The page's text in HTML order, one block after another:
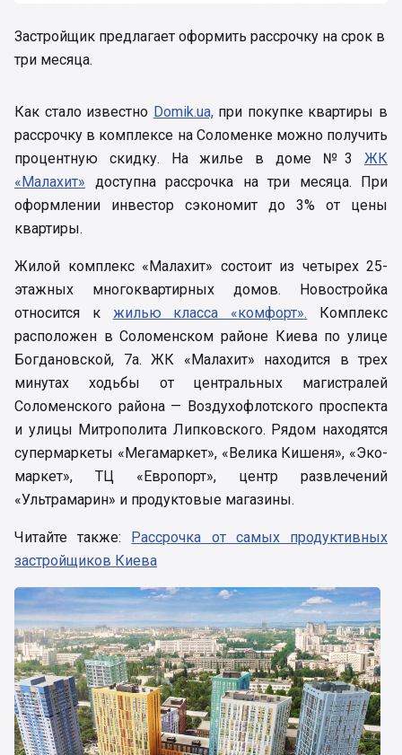
Застройщик предлагает оформить рассрочку на срок в
три месяца.
Как стало известно Domik.ua,при покупке квартиры в
рассрочку в комплексе на Соломенке можно получить
процентную скидку. На жилье в доме №3 ЖК
«Малахит» доступна рассрочка на три месяца. При
оформлении инвестор сэкономит до 3% от цены
квартиры.
Жилой комплекс «Малахит» состоит из четырех 25-
этажных многоквартирных домов. Новостройка
относится к жилью класса «комфорт». Комплекс
расположен в Соломенском районе Киева по улице
Богдановской, 7а. ЖК «Малахит» находится в трех
минутах ходьбы от центральных магистралей
Соломенского района — Воздухофлотского проспекта
и улицы Митрополита Липковского. Рядом находятся
супермаркеты «Мегамаркет», «Велика Кишеня», «Эко-
маркет», ТЦ «Европорт», центр развлечений
«Ультрамарин» и продуктовые магазины.
Читайте также: Рассрочка от самых продуктивных
застройщиков Киева